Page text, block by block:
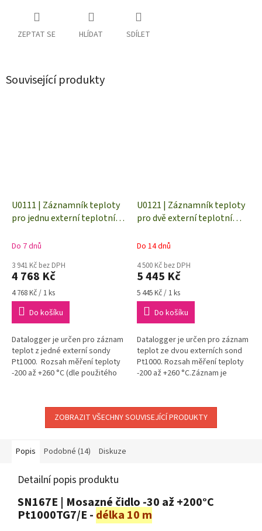
ZEPTAT SE HLÍDAT SDÍLET
Související produkty
U0111 | Záznamník teploty
pro jednu externí teplotní
Do 7 dnů
3 941 Kč bez DPH
4 768 Kč
Měrná
cena:
4 768 Kč / 1 ks
Do košíku
Datalogger je určen pro záznam
teplot z jedné externí sondy
Pt1000. Rozsah měření teploty
-200 až +260 °C (dle použitého
U0121 | Záznamník teploty
pro dvě externí teplotní
Do 14 dnů
4 500 Kč bez DPH
5 445 Kč
Měrná
cena:
5 445 Kč / 1 ks
Do košíku
Datalogger je určen pro záznam
teplot ze dvou externích sond
Pt1000. Rozsah měření teploty
-200 až +260 °C.Záznam je
Údaje...
ZOBRAZIT VŠECHNY SOUVISEJÍCÍ PRODUKTY
Popis Podobné (14) Diskuze
Detailní popis produktu
SN167E | Mosazné čidlo -30 až +200°C
Pt1000TG7/E - délka 10 m